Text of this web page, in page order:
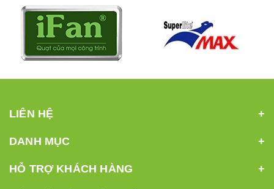
LIÊN HỆ
DANH MỤC
HỖ TRỢ KHÁCH HÀNG